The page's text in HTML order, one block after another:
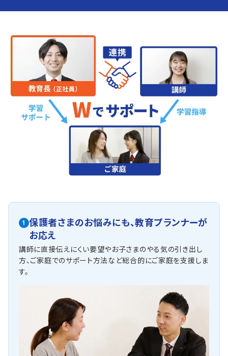
1 保護者さまのお悩みにも、教育プランナーが
お応え
講師に直接伝えにくい要望やお子さまのやる気の引き出し
方、ご家庭でのサポート方法など総合的にご家庭を支援しま
す。